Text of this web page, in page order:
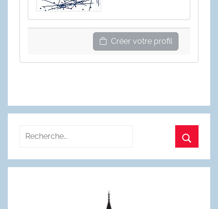
Créer votre profil
Recherche
: